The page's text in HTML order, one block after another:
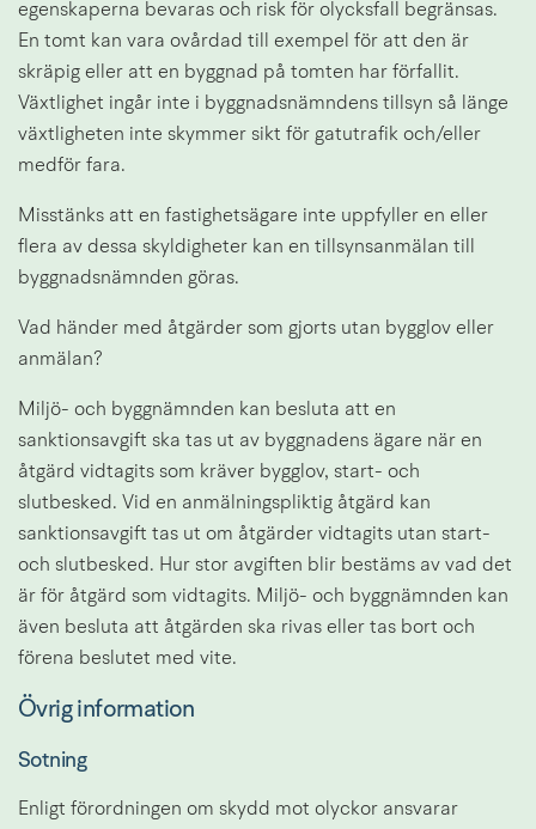
egenskaperna bevaras och risk för olycksfall begränsas.
En tomt kan vara ovårdad till exempel för att den är
skräpig eller att en byggnad på tomten har förfallit.
Växtlighet ingår inte i byggnadsnämndens tillsyn så länge
växtligheten inte skymmer sikt för gatutrafik och/eller
medför fara.
Misstänks att en fastighetsägare inte uppfyller en eller
flera av dessa skyldigheter kan en tillsynsanmälan till
byggnadsnämnden göras.
Vad händer med åtgärder som gjorts utan bygglov eller
anmälan?
Miljö- och byggnämnden kan besluta att en
sanktionsavgift ska tas ut av byggnadens ägare när en
åtgärd vidtagits som kräver bygglov, start- och
slutbesked. Vid en anmälningspliktig åtgärd kan
sanktionsavgift tas ut om åtgärder vidtagits utan start-
och slutbesked. Hur stor avgiften blir bestäms av vad det
är för åtgärd som vidtagits. Miljö- och byggnämnden kan
även besluta att åtgärden ska rivas eller tas bort och
förena beslutet med vite.
Övrig information
Sotning
Enligt förordningen om skydd mot olyckor ansvarar